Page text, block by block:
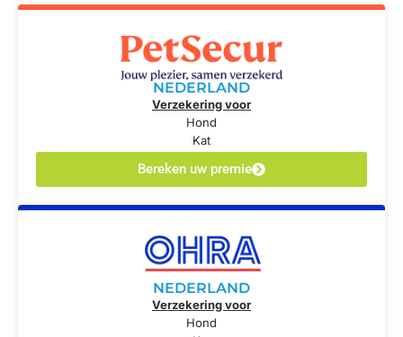
NEDERLAND
Verzekering voor
Hond
Kat
Bereken uw premie
NEDERLAND
Verzekering voor
Hond